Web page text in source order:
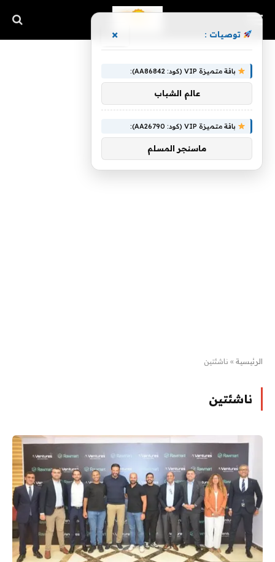
الرئيسية » ناشئتين
ناشئتين
توصيات : ×
باقة متميزة VIP (كود: AA86842):
عالم الشباب
باقة متميزة VIP (كود: AA26790):
ماسنجر المسلم